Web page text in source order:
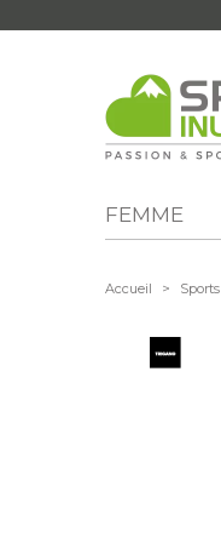
FEMME
Accueil > Sports